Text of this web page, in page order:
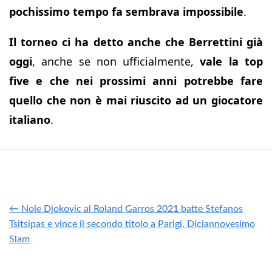
pochissimo tempo fa sembrava impossibile.
Il torneo ci ha detto anche che Berrettini già
oggi, anche se non ufficialmente,vale la top
five e che nei prossimi anni potrebbe fare
quello che non è mai riuscito ad un giocatore
italiano.
← Nole Djokovic al Roland Garros 2021 batte Stefanos
Tsitsipas e vince il secondo titolo a Parigi. Diciannovesimo
Slam